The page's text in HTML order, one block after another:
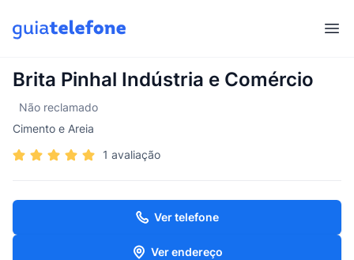
Brita Pinhal Indústria e Comércio
Não reclamado
Cimento e Areia
1 avaliação
Ver telefone
Ver endereço